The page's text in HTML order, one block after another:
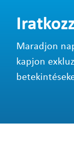
Maradjon
kapjon